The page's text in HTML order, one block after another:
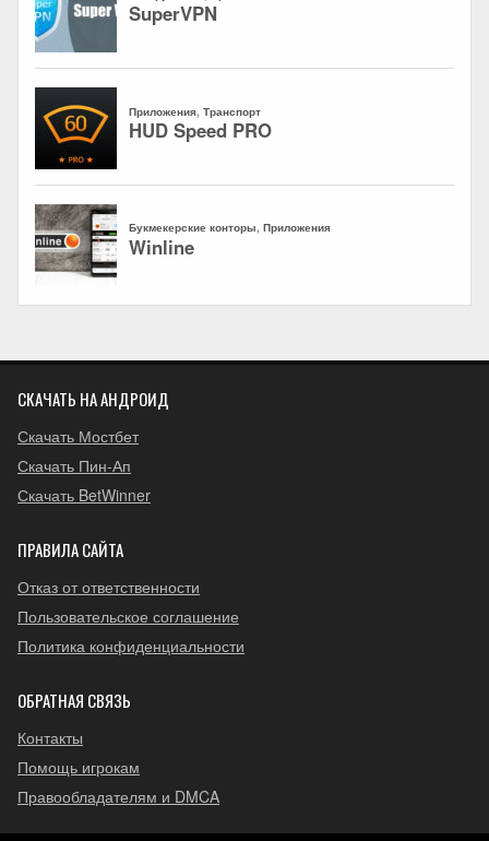
СКАЧАТЬ НА АНДРОИД
Скачать Мостбет
Скачать Пин-Ап
Скачать BetWinner
ПРАВИЛА САЙТА
Отказ от ответственности
Пользовательское соглашение
Политика конфиденциальности
ОБРАТНАЯ СВЯЗЬ
Контакты
Помощь игрокам
Правообладателям и DMCA